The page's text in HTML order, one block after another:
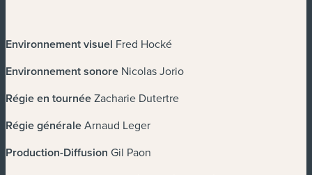
Environnement visuel Fred Hocké
Environnement sonore Nicolas Jorio
Régie en tournéeZacharie Dutertre
Régie généraleArnaud Leger
Production-Diffusion Gil Paon